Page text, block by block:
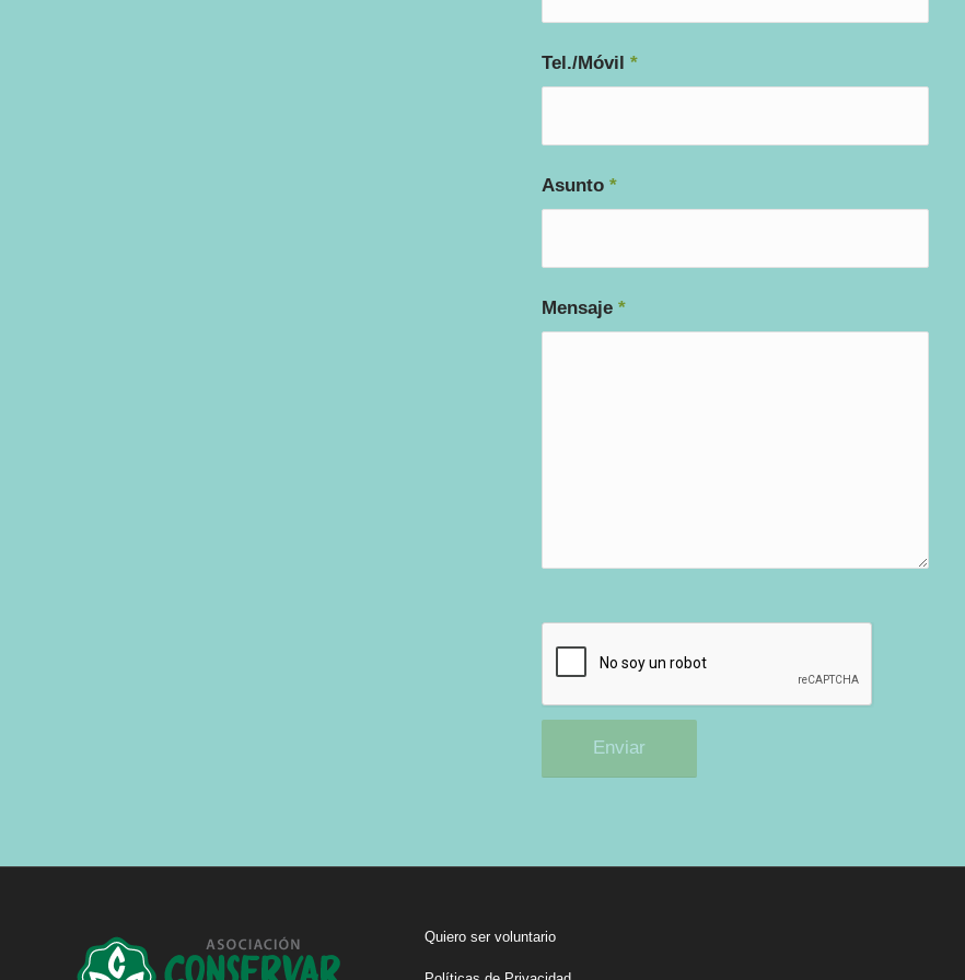
Tel./Móvil *
Asunto *
Mensaje *
Quiero ser voluntario